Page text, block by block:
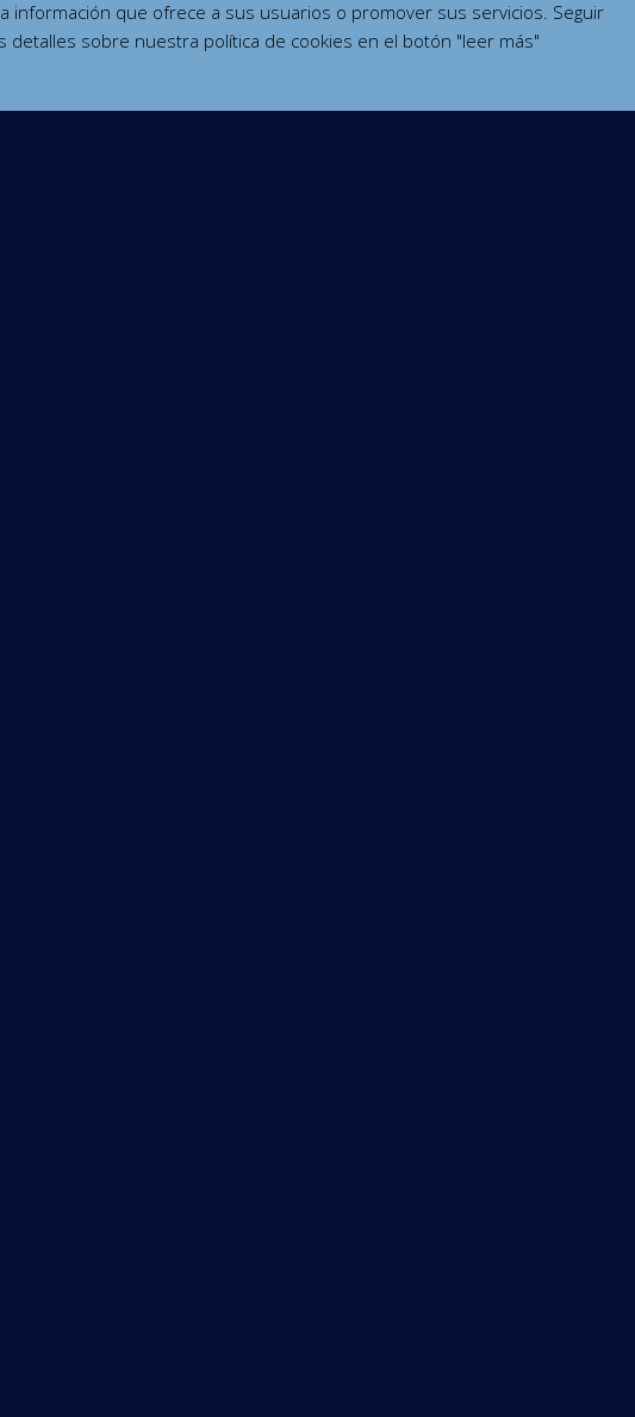
información que ofrece a sus usuarios o promover sus servicios. Seguir
sobre nuestra política de cookies en el botón "leer más"